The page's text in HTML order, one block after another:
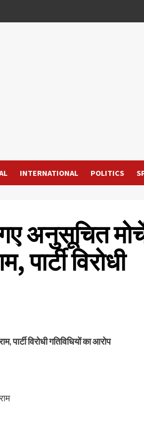
INTERNATIONAL POLITICS
अनुसूचित
विरोधी
विरोधी गतिविधियों का आरोप